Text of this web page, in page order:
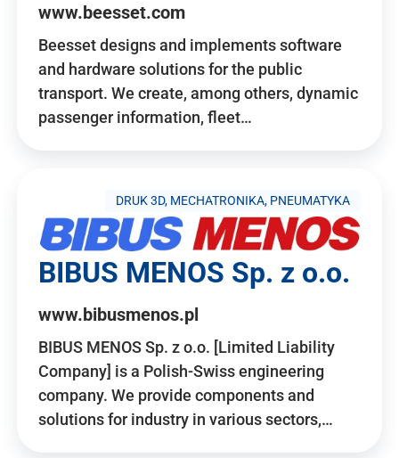
www.beesset.com
Beesset designs and implements software
and hardware solutions for the public
transport. We create, among others, dynamic
passenger information, fleet…
DRUK 3D, MECHATRONIKA, PNEUMATYKA
BIBUS MENOS Sp. z o.o.
www.bibusmenos.pl
BIBUS MENOS Sp. z o.o. [Limited Liability
Company] is a Polish-Swiss engineering
company. We provide components and
solutions for industry in various sectors,…